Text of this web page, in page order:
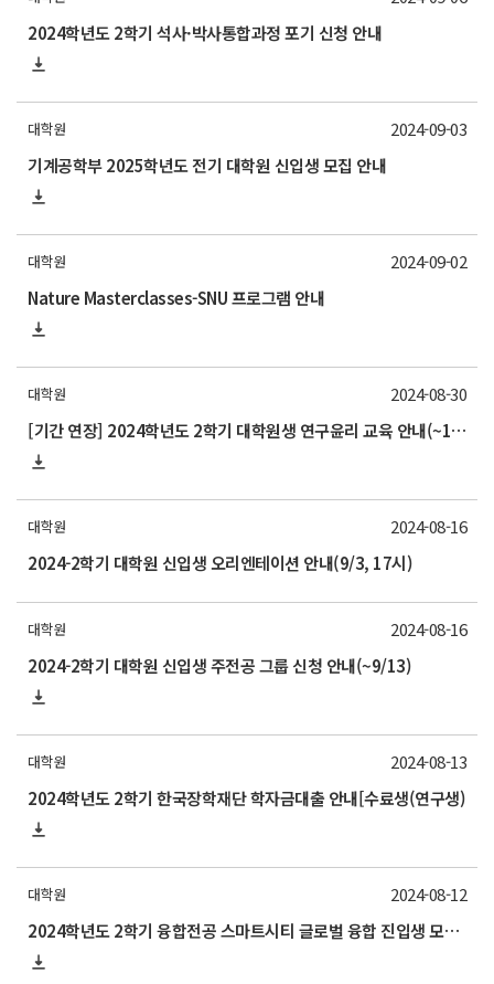
2024학년도 2학기 석사·박사통합과정 포기 신청 안내
대학원
기계공학부 2025학년도 전기 대학원 신입생 모집 안내
2024-09-03
대학원
Nature Masterclasses-SNU 프로그램 안내
2024-09-02
대학원
[기간 연장] 2024학년도 2학기 대학원생 연구윤리 교육 안내(~12/31)
2024-08-30
대학원
2024-2학기 대학원 신입생 오리엔테이션 안내(9/3, 17시)
2024-08-16
대학원
2024-2학기 대학원 신입생 주전공 그룹 신청 안내(~9/13)
2024-08-16
대학원
2024학년도 2학기 한국장학재단 학자금대출 안내[수료생(연구생)
2024-08-13
대학원
2024학년도 2학기 융합전공 스마트시티 글로벌 융합 진입생 모집 안내
2024-08-12